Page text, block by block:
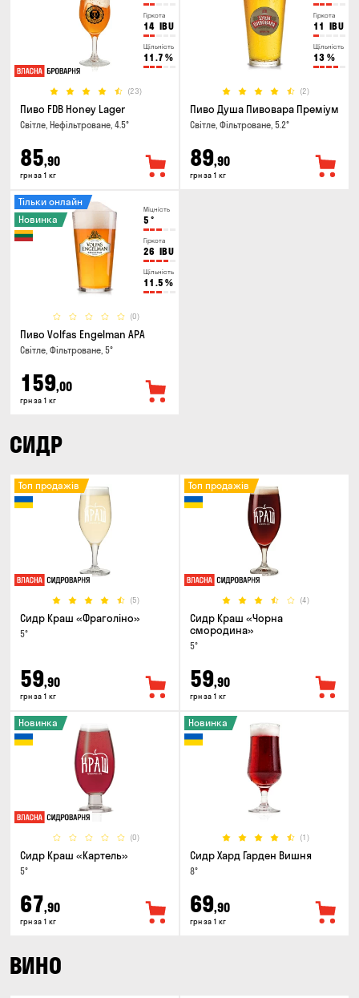
Гіркота
14 IBU
Щільність
11.7 %
(23)
Пиво FDB Honey Lager
Світле, Нефільтроване, 4.5°
85,90
грн за 1 кг
Гіркота
11 IBU
Щільність
13 %
(2)
Пиво Душа Пивовара Преміум
Світле, Фільтроване, 5.2°
89,90
грн за 1 кг
Міцність
5 °
Гіркота
26 IBU
Щільність
11.5 %
(0)
Тільки онлайн
Новинка
Пиво Volfas Engelman APA
Світле, Фільтроване, 5°
159,00
грн за 1 кг
СИДР
(5)
Топ продажів
Сидр Краш «Фраголіно»
5°
59,90
грн за 1 кг
(4)
Топ продажів
Сидр Краш «Чорна
смородина»
5°
59,90
грн за 1 кг
(0)
Новинка
Сидр Краш «Картель»
5°
67,90
грн за 1 кг
(1)
Новинка
Сидр Хард Гарден Вишня
8°
69,90
грн за 1 кг
ВИНО